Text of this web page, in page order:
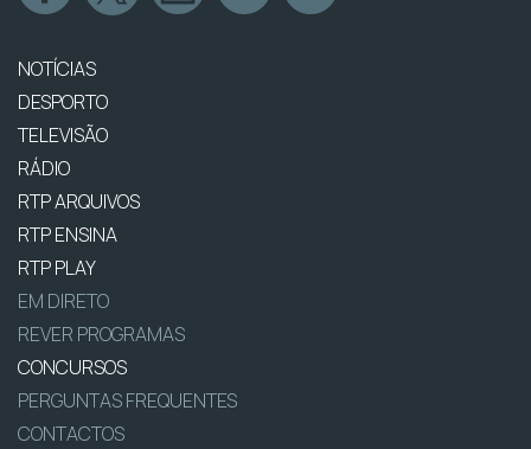
NOTÍCIAS
DESPORTO
TELEVISÃO
RÁDIO
RTP ARQUIVOS
RTP ENSINA
RTP PLAY
EM DIRETO
REVER PROGRAMAS
CONCURSOS
PERGUNTAS FREQUENTES
CONTACTOS